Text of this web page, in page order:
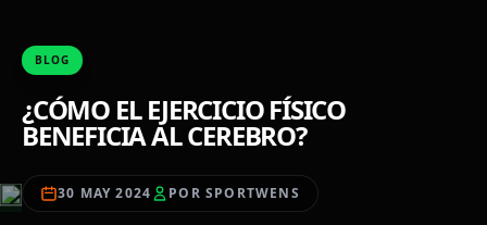
BLOG
¿CÓMO EL EJERCICIO FÍSICO
BENEFICIA AL CEREBRO?
30 MAY 2024 POR SPORTWENS